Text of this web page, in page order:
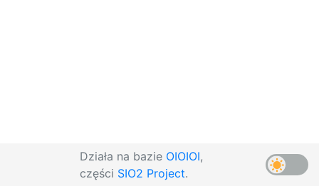
Działa na bazie OIOIOI,
części SIO2 Project.